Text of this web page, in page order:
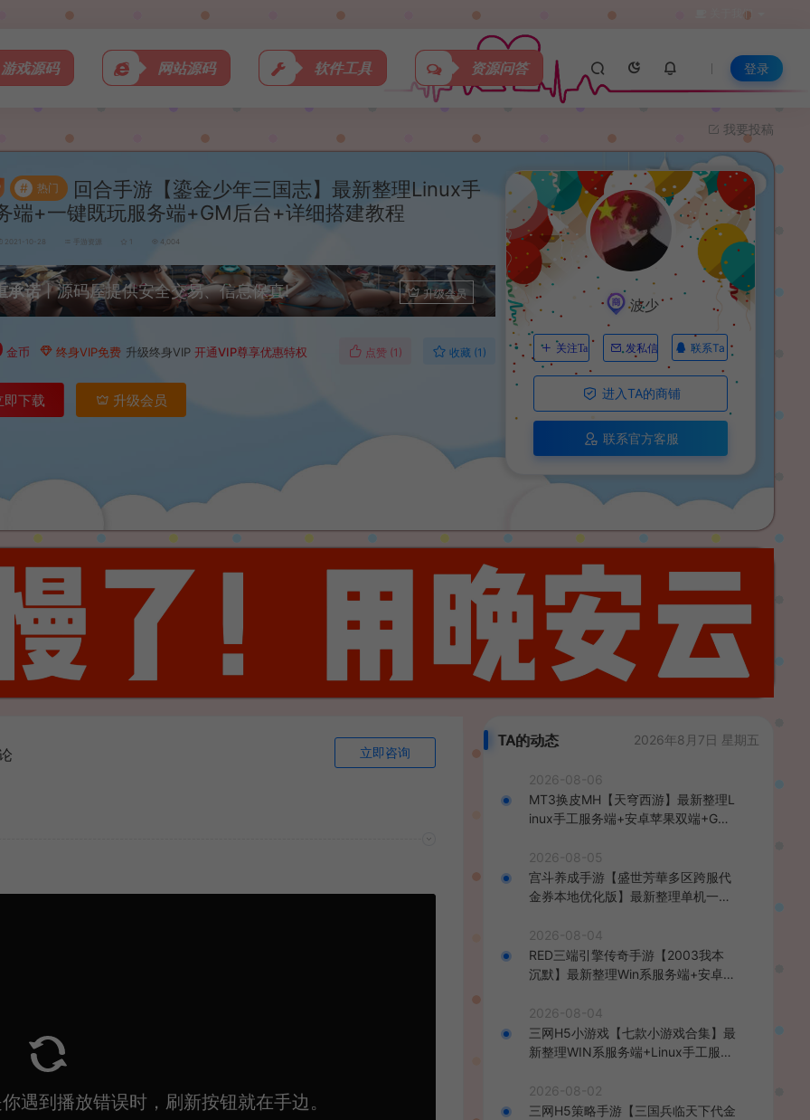
关于我们
游戏源码 网站源码 软件工具 资源问答 登录
我要投稿
# 热门
回合手游【鎏金少年三国志】最新整理Linux手
端+一键既玩服务端+GM后台+详细搭建教程
2021-10-28 手游资源 1 4,004
承诺丨源码屋提供安全交易、信息保真! 升级会员
金币 终身VIP免费 升级终身VIP 开通VIP尊享优惠特权 点赞 (1 ) 收藏 (1)
即下载 升级会员
波少
关注Ta 发私信 联系Ta
进入TA的商铺
联系官方客服
立即咨询
TA的动态 2026年8月7日 星期五
2026-08-06
MT3换皮MH【天穹西游】最新整理L
inux手工服务端+安卓苹果双端+GM
教程
2026-08-05
宫斗养成手游【盛世芳華多区跨服代
金券本地优化版】最新整理单机一键
后台+安卓+详细搭建教程
2026-08-04
RED三端引擎传奇手游【2003我本
沉默】最新整理Win系服务端+安卓苹
2026-08-04
三网H5小游戏【七款小游戏合集】最
新整理WIN系服务端+Linux手工服务
2026-08-02
三网H5策略手游【三国兵临天下代金